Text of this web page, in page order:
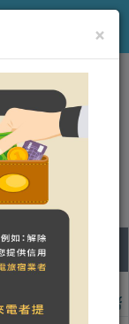
MENU
นอาทิตย์
วันจันทร์
×